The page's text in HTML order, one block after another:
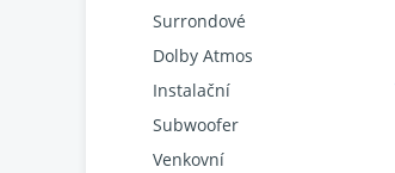
Surrondové
Dolby Atmos
Instalační
Subwoofer
Venkovní